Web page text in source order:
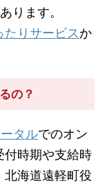
ります。
たりサービスか
の？
タルでのオン
付時期や支給時
海道遠軽町役